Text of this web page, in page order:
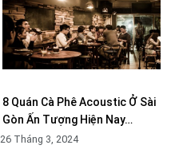
8 Quán Cà Phê Acoustic Ở Sài
Gòn Ấn Tượng Hiện Nay…
26 Tháng 3, 2024